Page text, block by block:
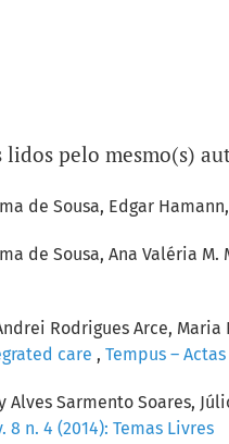
pelo mesmo(s)
de Sousa, Edgar Hamann,
de Sousa, Ana Valéria M.
Rodrigues Arce, Maria
care , Tempus –
Alves Sarmento Soares,
8 n. 4 (2014): Temas Livres